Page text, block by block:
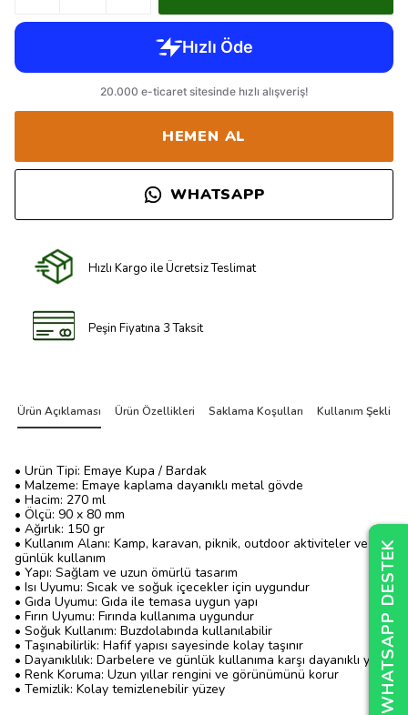
HEMEN AL
WHATSAPP
Hızlı Kargo ile Ücretsiz Teslimat
Peşin Fiyatına 3 Taksit
Ürün Açıklaması Ürün Özellikleri Saklama Koşulları Kullanım Şekli
• Ürün Tipi: Emaye Kupa / Bardak
• Malzeme: Emaye kaplama dayanıklı metal gövde
• Hacim: 270 ml
• Ölçü: 90 x 80 mm
• Ağırlık: 150 gr
• Kullanım Alanı: Kamp, karavan, piknik, outdoor aktiviteler ve
günlük kullanım
• Yapı: Sağlam ve uzun ömürlü tasarım
• Isı Uyumu: Sıcak ve soğuk içecekler için uygundur
• Gıda Uyumu: Gıda ile temasa uygun yapı
• Fırın Uyumu: Fırında kullanıma uygundur
• Soğuk Kullanım: Buzdolabında kullanılabilir
• Taşınabilirlik: Hafif yapısı sayesinde kolay taşınır
• Dayanıklılık: Darbelere ve günlük kullanıma karşı dayanıklı yapı
• Renk Koruma: Uzun yıllar rengini ve görünümünü korur
• Temizlik: Kolay temizlenebilir yüzey
WHATSAPP DESTEK
WHATSAPP DESTEK
WHATSAPP DESTEK